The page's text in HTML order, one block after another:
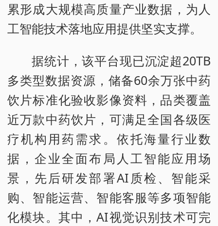
累形成大规模高质量产业数据，为人
工智能技术落地应用提供坚实支撑。
据统计，该平台现已沉淀超20TB
多类型数据资源，储备60余万张中药
饮片标准化验收影像资料，品类覆盖
近万款中药饮片，可满足全国各级医
疗机构用药需求。依托海量行业数
据，企业全面布局人工智能应用场
景，先后研发部署AI质检、智能采
购、智能运营、智能客服等多项智能
化模块。其中，AI视觉识别技术可完